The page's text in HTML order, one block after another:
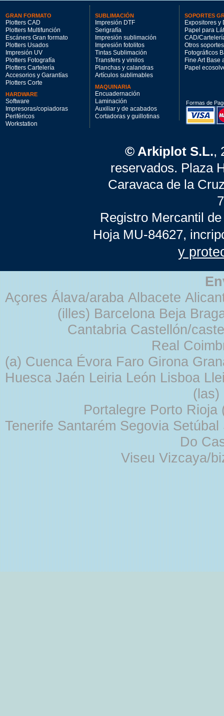
GRAN FORMATO
Plotters CAD
Plotters Multifunción
Escáners Gran formato
Plotters Usados
Impresión UV
Plotters Fotografía
Plotters Cartelería
Accesorios y Garantías
Plotters Corte
HARDWARE
Software
Impresoras/copiadoras
Periféricos
Workstation
SUBLIMACIÓN
Impresión DTF
Serigrafía
Impresión sublimación
Impresión fotolitos
Tintas Sublimación
Transfers y vinilos
Planchas y calandras
Artículos sublimables
MAQUINARIA
Encuadernación
Laminación
Auxiliar y de acabados
Cortadoras y guillotinas
SOPORTES
Expositores y
Papel para
CAD/
Otros soportes
Fotográficos
Fine Art Base
Papel
Formas de
© Arkiplot S.L.,
reservados. Plaza
Caravaca de la
Registro Mercantil
Hoja MU-84627,
y
Açores Álava/araba Albacete
(illes) Barcelona Beja
Cantabria Castellón/
Real
(a) Cuenca Évora Faro Girona
Huesca Jaén Leiria León Lisboa
Portalegre Porto
Tenerife Santarém Segovia
Do
Viseu Vizcaya/